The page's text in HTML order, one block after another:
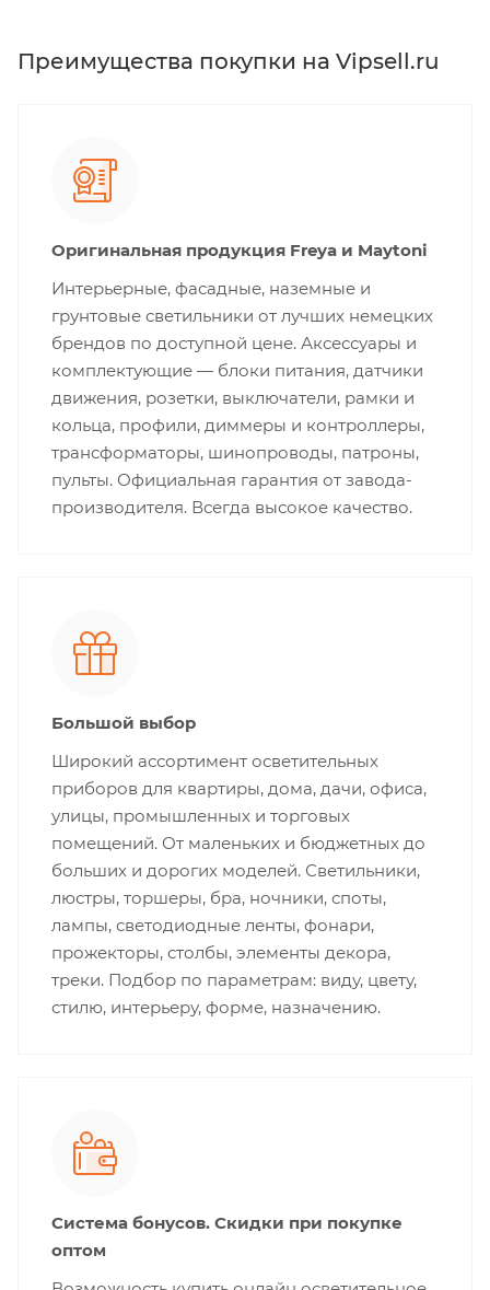
Преимущества покупки на Vipsell.ru
Оригинальная продукция Freya и Maytoni
Интерьерные, фасадные, наземные и
грунтовые светильники от лучших немецких
брендов по доступной цене. Аксессуары и
комплектующие — блоки питания, датчики
движения, розетки, выключатели, рамки и
кольца, профили, диммеры и контроллеры,
трансформаторы, шинопроводы, патроны,
пульты. Официальная гарантия от завода-
производителя. Всегда высокое качество.
Большой выбор
Широкий ассортимент осветительных
приборов для квартиры, дома, дачи, офиса,
улицы, промышленных и торговых
помещений. От маленьких и бюджетных до
больших и дорогих моделей. Светильники,
люстры, торшеры, бра, ночники, споты,
лампы, светодиодные ленты, фонари,
прожекторы, столбы, элементы декора,
треки. Подбор по параметрам: виду, цвету,
стилю, интерьеру, форме, назначению.
Система бонусов. Скидки при покупке
оптом